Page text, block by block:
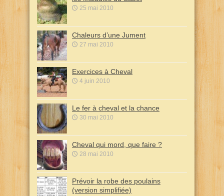
25 mai 2010
Chaleurs d’une Jument
27 mai 2010
Exercices à Cheval
4 juin 2010
Le fer à cheval et la chance
30 mai 2010
Cheval qui mord, que faire ?
28 mai 2010
Prévoir la robe des poulains
(version simplifiée)